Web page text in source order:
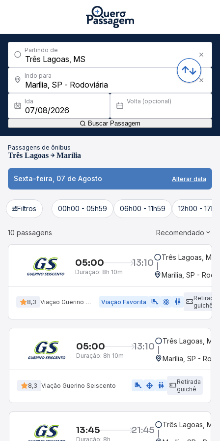
Partindo de
Indo para
Ida Volta (opcional)
Buscar Passagem
Passagens de ônibus
Três Lagoas Marília
Sexta-feira, 07 de Agosto Alterar data
Filtros 00h00 - 05h59 06h00 - 11h59 12h00 -
10 passagens Recomendado
05:00 13:10
Duração: 8h 10m
Três Lagoas, MS
Marília, SP -
8,3 Viação Guerino Seiscento Viação Favorita airline_seat_legroom_extra ac_unit wc
Retirada
guichê
05:00 13:10
Duração: 8h 10m
Três Lagoas, MS
Marília, SP -
8,3 Viação Guerino Seiscento airline_seat_legroom_extra ac_unit WC
Retirada
guichê
13:45 21:45
Duração: 8h
Três Lagoas, MS